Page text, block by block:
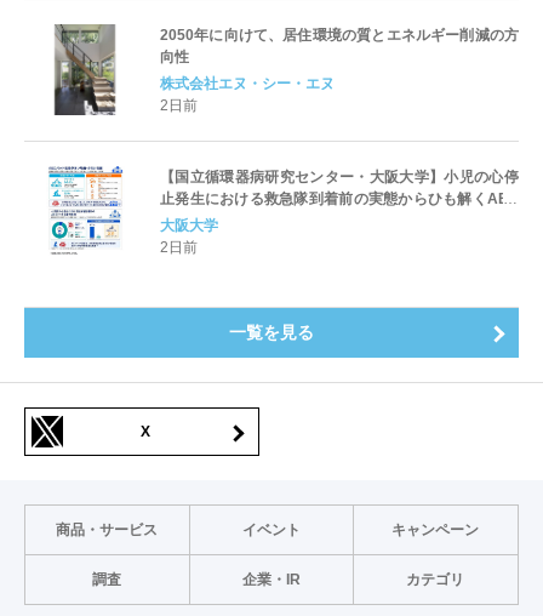
2050年に向けて、居住環境の質とエネルギー削減の方
向性
株式会社エヌ・シー・エヌ
2日前
【国立循環器病研究センター・大阪大学】小児の心停
止発生における救急隊到着前の実態からひも解くAED
パッド装着と良好な神経学的転帰との関連性
大阪大学
2日前
一覧を見る
X
商品・サービス イベント キャンペーン
調査 企業・IR カテゴリ